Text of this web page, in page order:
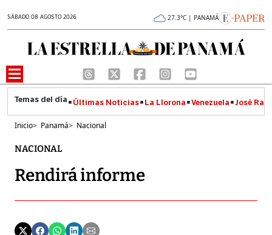
SÁBADO 08 AGOSTO 2026 27.3°C | PANAMÁ
Últimas Noticias La Llorona Venezuela José
Inicio> Panamá> Nacional
NACIONAL
Rendirá informe